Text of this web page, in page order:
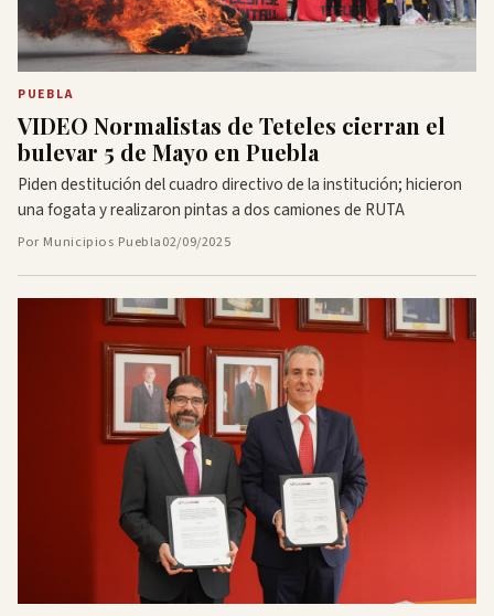
PUEBLA
VIDEO Normalistas de Teteles cierran el
bulevar 5 de Mayo en Puebla
Piden destitución del cuadro directivo de la institución; hicieron
una fogata y realizaron pintas a dos camiones de RUTA
Por Municipios Puebla02/09/2025